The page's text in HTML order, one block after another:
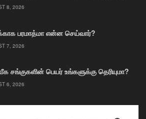
8, 2026
பரமாத்மா என்ன செய்வார்?
7, 2026
சங்குகளின் பெயர் உங்களுக்கு தெரியுமா?
6, 2026